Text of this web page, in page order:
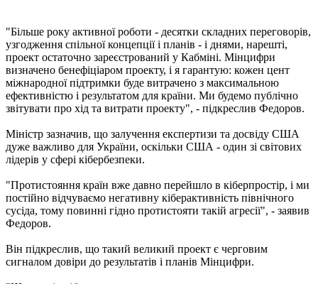
"Більше року активної роботи - десятки складних переговорів,
узгодження спільної концепції і планів - і днями, нарешті,
проект остаточно зареєстрований у Кабміні. Мінцифри
визначено бенефіціаром проекту, і я гарантую: кожен цент
міжнародної підтримки буде витрачено з максимальною
ефективністю і результатом для країни. Ми будемо публічно
звітувати про хід та витрати проекту", - підкреслив Федоров.
Міністр зазначив, що залучення експертизи та досвіду США
дуже важливо для України, оскільки США - один зі світових
лідерів у сфері кібербезпеки.
"Протистояння країн вже давно перейшло в кіберпростір, і ми
постійно відчуваємо негативну кіберактивність північного
сусіда, тому повинні гідно протистояти такій агресії", - заявив
Федоров.
Він підкреслив, що такий великий проект є черговим
сигналом довіри до результатів і планів Мінцифри.